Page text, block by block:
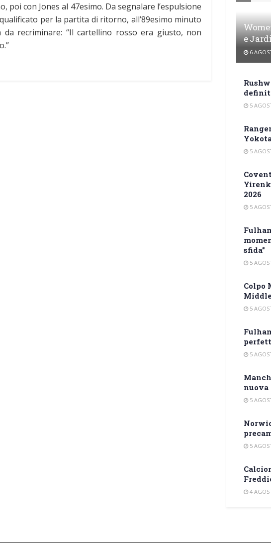
poi con Jones al 47esimo. Da segnalare l’espulsione
per la partita di ritorno, all’89esimo minuto
recriminare: “Il cartellino rosso era giusto, non
e
6
5
5
2026
5
sfida”
5
Colpo
5
5
5
5
4